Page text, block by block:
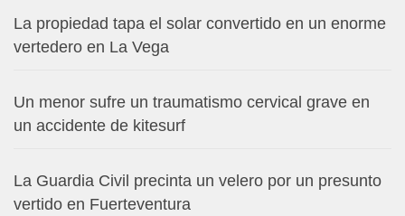
La propiedad tapa el solar convertido en un enorme
vertedero en La Vega
Un menor sufre un traumatismo cervical grave en
un accidente de kitesurf
La Guardia Civil precinta un velero por un presunto
vertido en Fuerteventura